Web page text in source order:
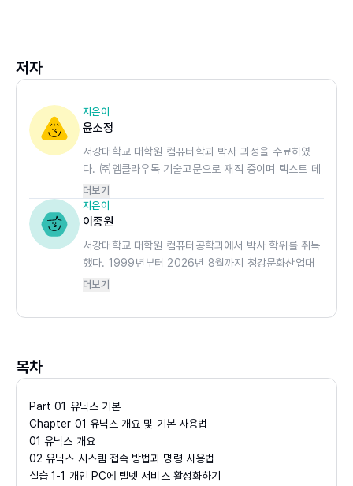
저자
지은이
윤소정
서강대학교 대학원 컴퓨터학과 박사 과정을 수료하였
다. ㈜엠클라우독 기술고문으로 재직 중이며 텍스트 데
이터의 분석 및 이를 활용한 다양한 지능형 서비스 개
발에 많은 관심을 가지고 있다.
더보기
지은이
이종원
서강대학교 대학원 컴퓨터공학과에서 박사 학위를 취득
했다. 1999년부터 2026년 8월까지 청강문화산업대
학교 게임콘텐츠스쿨 교수로 재직하였으며, 소프트웨어
주요 저서로는 『유니티 입문』(한빛아카데미, 2026),
더보기
목차
Part 01 유닉스 기본
Chapter 01 유닉스 개요 및 기본 사용법
01 유닉스 개요
02 유닉스 시스템 접속 방법과 명령 사용법
실습 1-1 개인 PC에 텔넷 서비스 활성화하기